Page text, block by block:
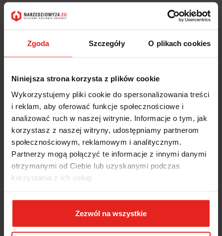
Zgoda Szczegóły O plikach cookies
Niniejsza strona korzysta z plików cookie
Wykorzystujemy pliki cookie do spersonalizowania treści
i reklam, aby oferować funkcje społecznościowe i
analizować ruch w naszej witrynie. Informacje o tym, jak
korzystasz z naszej witryny, udostępniamy partnerom
społecznościowym, reklamowym i analitycznym.
Partnerzy mogą połączyć te informacje z innymi danymi
otrzymanymi od Ciebie lub uzyskanymi podczas
korzystania z ich usług.
Zezwól na wszystkie
Szczotka trzpieniowa, drut karbowany 9,5x6mm
0024509102 Osborn